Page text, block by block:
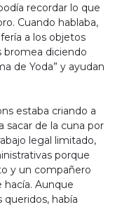
recordar lo que
Cuando hablaba,
a los objetos
bromea diciendo
de Yoda” y ayudan
estaba criando a
sacar de la cuna por
legal limitado,
porque
y un compañero
Aunque
queridos, había